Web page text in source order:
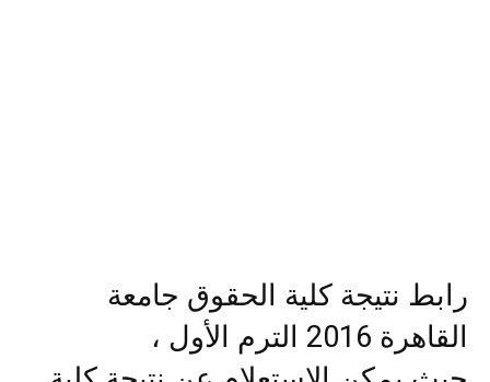
رابط نتيجة كلية الحقوق جامعة
القاهرة 2016 الترم الأول ،